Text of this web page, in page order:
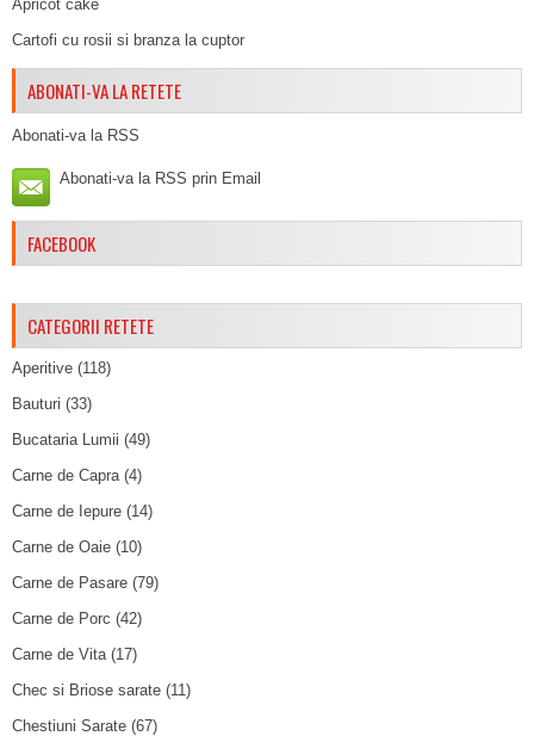
Apricot cake
Cartofi cu rosii si branza la cuptor
ABONATI-VA LA RETETE
Abonati-va la RSS
Abonati-va la RSS prin Email
FACEBOOK
CATEGORII RETETE
Aperitive (118)
Bauturi (33)
Bucataria Lumii (49)
Carne de Capra(4)
Carne de Iepure (14)
Carne de Oaie (10)
Carne de Pasare (79)
Carne de Porc (42)
Carne de Vita(17)
Chec si Briose sarate (11)
Chestiuni Sarate (67)